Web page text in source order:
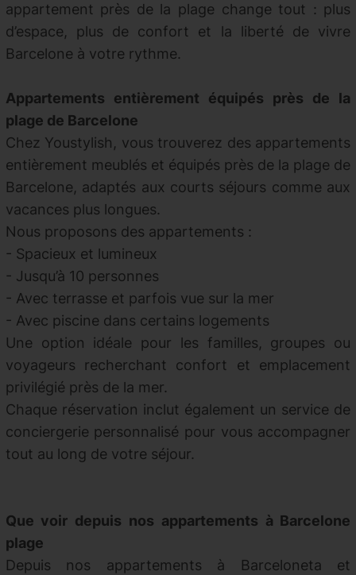
appartement près de la plage change tout : plus
d’espace, plus de confort et la liberté de vivre
Barcelone à votre rythme.
Appartements entièrement équipés près de la
plage de Barcelone
Chez Youstylish, vous trouverez des appartements
entièrement meublés et équipés près de la plage de
Barcelone, adaptés aux courts séjours comme aux
vacances plus longues.
Nous proposons des appartements :
- Spacieux et lumineux
- Jusqu’à 10 personnes
- Avec terrasse et parfois vue sur la mer
- Avec piscine dans certains logements
Une option idéale pour les familles, groupes ou
voyageurs recherchant confort et emplacement
privilégié près de la mer.
Chaque réservation inclut également un service de
conciergerie personnalisé pour vous accompagner
tout au long de votre séjour.
Que voir depuis nos appartements à Barcelone
plage
Depuis nos appartements à Barceloneta et